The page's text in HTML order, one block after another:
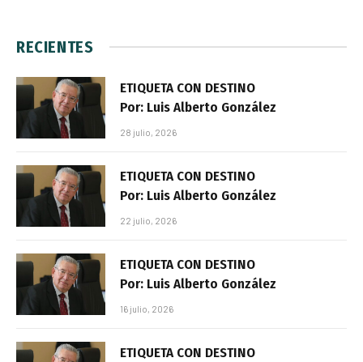
RECIENTES
ETIQUETA CON DESTINO
Por: Luis Alberto González
28 julio, 2026
ETIQUETA CON DESTINO
Por: Luis Alberto González
22 julio, 2026
ETIQUETA CON DESTINO
Por: Luis Alberto González
16 julio, 2026
ETIQUETA CON DESTINO